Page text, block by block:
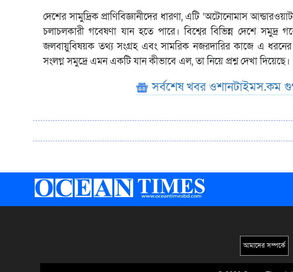
দেশের সামুদ্রিক প্রাণিবিজ্ঞানীদের ধারণা, এটি ‘অটোনোমাস
চলাচলকারী গবেষণা যান হতে পারে। বিশ্বের বিভিন্ন দেশে সমুদ্র
জলবায়ুবিষয়ক তথ্য সংগ্রহ এবং সামরিক নজরদারির কাজে এ
সংলগ্ন সমুদ্রে এমন একটি যান কীভাবে এল, তা নিয়ে প্রশ্ন দেখা দিয়েছে।
সর্বশেষ খবর ওশানটাইমস.কম
আমাদের সম্পর্কে